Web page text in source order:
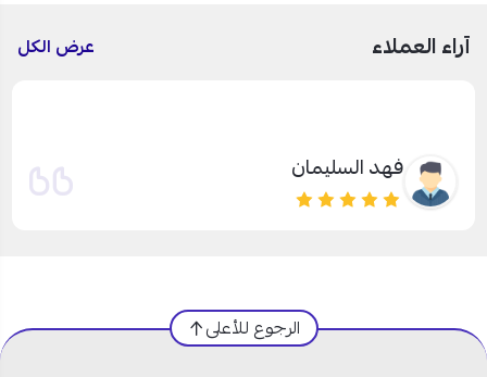
آراء العملاء عرض الكل
فهد الجويسر
الرجوع للأعلى